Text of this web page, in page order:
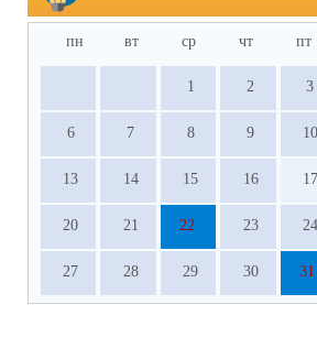
пн вт ср чт пт
1 2 3
6 7 8 9 10
13 14 15 16 17
20 21 22 23 24
27 28 29 30 31